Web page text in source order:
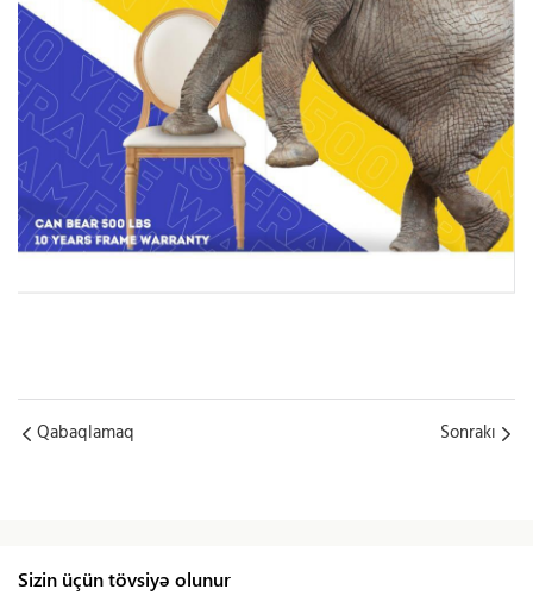
Qabaqlamaq Sonrakı
Sizin üçün tövsiyə olunur